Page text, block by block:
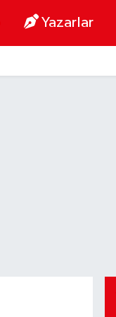
Yazarlar